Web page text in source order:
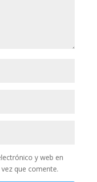
y web en
que comente.